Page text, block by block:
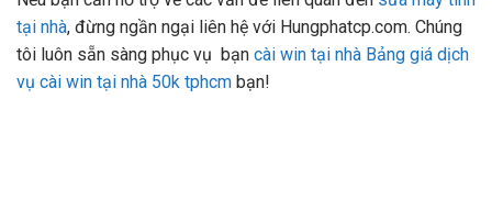
tại nhà, đừng ngần ngại liên hệ với Hungphatcp.com. Chúng
tôi luôn sẵn sàng phục vụ bạn cài win tại nhà Bảng giá dịch
vụ cài win tại nhà 50k tphcm bạn!